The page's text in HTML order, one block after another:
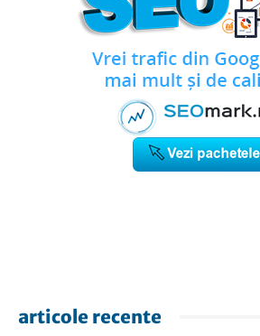
articole recente